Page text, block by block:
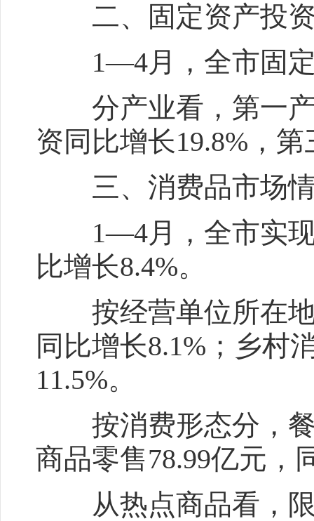
二、固定资产投
1—4月，全市固定
分产业看，第一产
资同比增长19.8%，
三、消费品市场
1—4月，全市实现
比增长8.4%。
按经营单位所在地
同比增长8.1%；乡村
11.5%。
按消费形态分，餐
商品零售78.99亿元，
从热点商品看，限